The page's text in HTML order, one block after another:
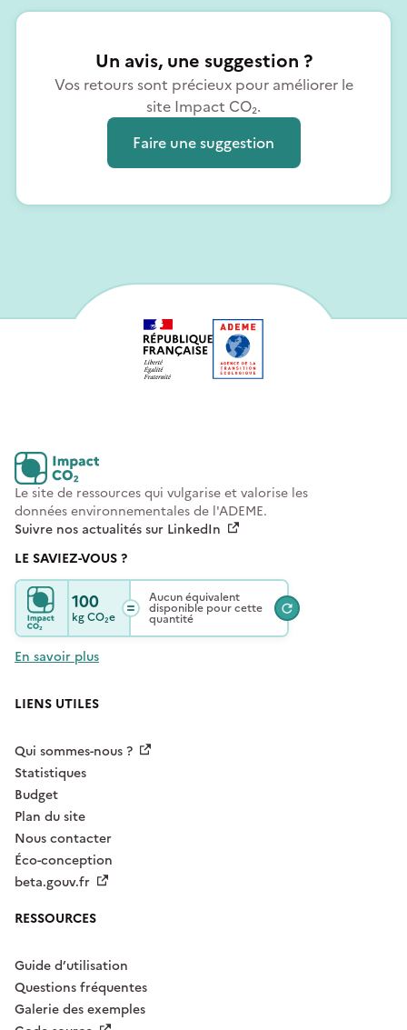
Un avis, une suggestion ?
Vos retours sont précieux pour améliorer le
site Impact CO₂.
Faire une suggestion
Le site de ressources qui vulgarise et valorise les
données environnementales de l'ADEME.
Suivre nos actualités sur LinkedIn
LE SAVIEZ-VOUS ?
100
kgCO₂e
Aucun équivalent
disponible pour cette
quantité
En savoir plus
LIENS UTILES
Qui sommes-nous ?
Statistiques
Budget
Plan du site
Nous contacter
Éco-conception
beta.gouv.fr
RESSOURCES
Guide d’utilisation
Questions fréquentes
Galerie des exemples